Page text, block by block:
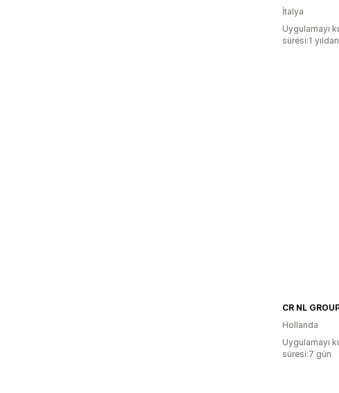
İtalya
Uygulamayı
süresi:1
CR NL
Hollanda
Uygulamayı
süresi:7 gün